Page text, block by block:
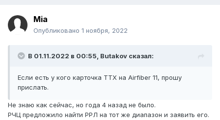
Mia
Опубликовано 1 ноября, 2022
В 01.11.2022 в 00:55, Butakov сказал:
Если есть у кого карточка ТТХ на Airfiber 11, прошу
прислать.
Не знаю как сейчас, но года 4 назад не было.
РЧЦ предложило найти РРЛ на тот же диапазон и заявить его.